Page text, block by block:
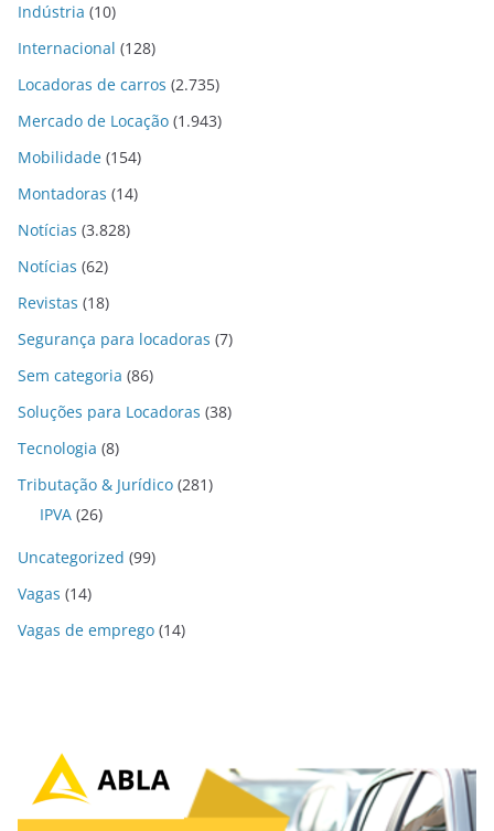
Indústria (10)
Internacional (128)
Locadoras de carros (2.735)
Mercado de Locação (1.943)
Mobilidade (154)
Montadoras (14)
Notícias (3.828)
Notícias (62)
Revistas (18)
Segurança para locadoras (7)
Sem categoria (86)
Soluções para Locadoras (38)
Tecnologia (8)
Tributação & Jurídico (281)
IPVA (26)
Uncategorized (99)
Vagas (14)
Vagas de emprego (14)